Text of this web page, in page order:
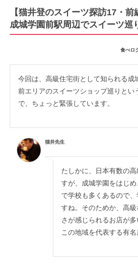
【猫井登のスイーツ探訪17・前
成城学園前駅周辺でスイーツ巡
食べロ
今回は、高級住宅街として知られる成
前エリアのスイーツショップ巡りとい
で、ちょっと緊張しています。
猫井先生
たしかに、日本有数の
すが、成城学園をはじ
で学校も多くあるので
すね。そのためか、高
さが感じられるお店が多
この地域を代表する有名